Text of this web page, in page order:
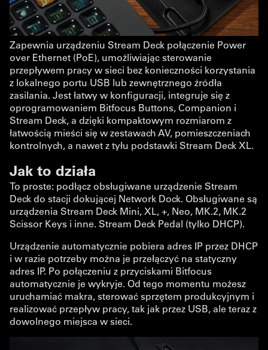
Zapewnia urządzeniu Stream Deck połączenie Power
over Ethernet (PoE), umożliwiając sterowanie
przepływem pracy w sieci bez konieczności korzystania
z lokalnego portu USB lub zewnętrznego źródła
zasilania. Jest łatwy w konfiguracji, integruje się z
oprogramowaniem Bitfocus Buttons, Companion i
Stream Deck, a dzięki kompaktowym rozmiarom z
łatwością mieści się w zestawach AV, pomieszczeniach
kontrolnych, a nawet z tyłu podstawki Stream Deck XL.
Jak to działa
To proste: podłącz obsługiwane urządzenie Stream
Deck do stacji dokującej Network Dock. Obsługiwane są
urządzenia Stream Deck Mini, XL, +, Neo, MK.2, MK.2
Scissor Keys i inne. Stream Deck Pedal (tylko DHCP).
Urządzenie automatycznie pobiera adres IP przez DHCP
i w razie potrzeby można je przełączyć na statyczny
adres IP. Po połączeniu z przyciskami Bitfocus
automatycznie je wykryje. Od tego momentu możesz
uruchamiać makra, sterować sprzętem produkcyjnym i
realizować przepływ pracy, tak jak przez USB, ale teraz z
dowolnego miejsca w sieci.